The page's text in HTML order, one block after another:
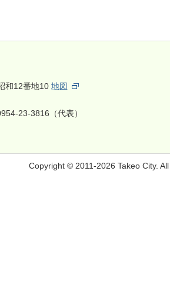
和12番地10地図
23-3816（代表）
Copyright © 2011-2026 Takeo City.